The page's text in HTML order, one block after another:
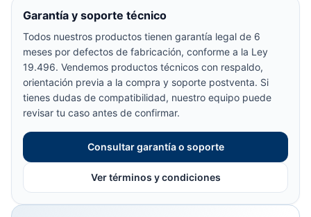
Garantía y soporte técnico
Todos nuestros productos tienen garantía legal de 6
meses por defectos de fabricación, conforme a la Ley
19.496. Vendemos productos técnicos con respaldo,
orientación previa a la compra y soporte postventa. Si
tienes dudas de compatibilidad, nuestro equipo puede
revisar tu caso antes de confirmar.
Consultar garantía o soporte
Ver términos y condiciones